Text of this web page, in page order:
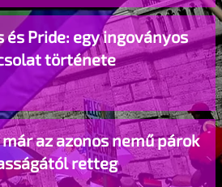
és Pride: egy ingoványos
története
már az azonos nemű párok
retteg